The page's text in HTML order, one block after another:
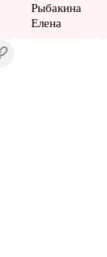
Рыбакина
Елена